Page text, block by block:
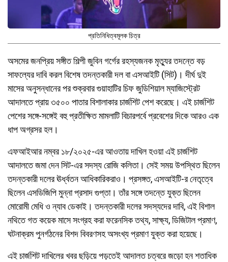
প্রতিনিধিত্বমূলক চিত্র
অসমের জনপ্রিয় সঙ্গীত শিল্পী জুবিন গর্গের রহস্যজনক মৃত্যুর তদন্তে বড়
সাফল্যের দাবি করল বিশেষ তদন্তকারী দল বা এসআইটি (সিট)। দীর্ঘ দুই
মাসের অনুসন্ধানের পর শুক্রবার গুয়াহাটির চিফ জুডিশিয়াল ম্যাজিস্ট্রেট
আদালতে প্রায় ৩৫০০ পাতার বিশালাকার চার্জশিট পেশ করেছে। এই চার্জশিট
পেশের সঙ্গে-সঙ্গেই বহু প্রতীক্ষিত মামলাটি বিচারপর্বে প্রবেশের দিকে আরও এক
ধাপ অগ্রসর হল।
এফআইআর নম্বর ১৮/২০২৫-এর আওতায় দাখিল হওয়া এই চার্জশিট
আদালতে জমা দেন সিট-এর সদস্য রোজি কলিতা। সেই সময় উপস্থিত ছিলেন
তদন্তকারী দলের ঊর্ধ্বতন আধিকারিকরাও। প্রসঙ্গত, এসআইটি-র নেতৃত্বে
ছিলেন এসডিজিপি মুন্না প্রসাদ গুপ্তা। তাঁর সঙ্গে তদন্তে যুক্ত ছিলেন
মোরোমী মেধি ও ন্যাব ডেকাই। তদন্তকারী দলের সদস্যদের দাবি, এই বিশাল
নথিতে গত কয়েক মাসে সংগ্রহ করা ফরেনসিক তথ্য, সাক্ষ্য, ডিজিটাল প্রমাণ,
ঘটনাক্রম পুনর্গঠনের বিশদ বিবরণসহ অসংখ্য প্রমাণ যুক্ত করা হয়েছে।
এই চার্জশিট দাখিলের খবর ছড়িয়ে পড়তেই আদালত চত্বরে জড়ো হন শতাধিক